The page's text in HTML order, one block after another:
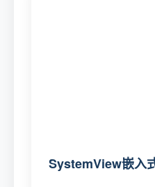
SystemView嵌入